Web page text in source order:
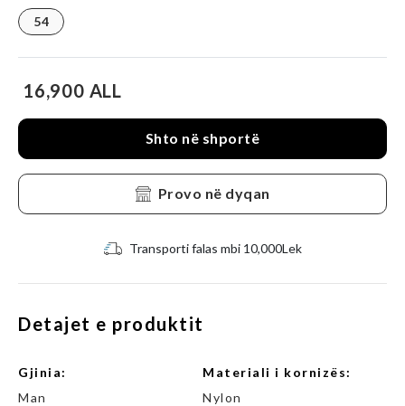
54
16,900 ALL
Shto në shportë
Provo në dyqan
Transporti falas mbi 10,000Lek
Detajet e produktit
gjinia:
Man
Materiali i kornizës:
Nylon